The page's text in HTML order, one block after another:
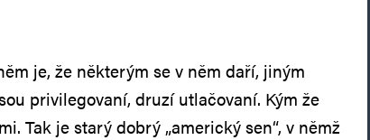
je, že některým se v něm daří, jiným
privilegovaní, druzí utlačovaní. Kým že
Tak je starý dobrý „americký sen“, v němž